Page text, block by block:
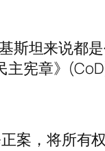
斯坦来说都
宪章》
案，将所有